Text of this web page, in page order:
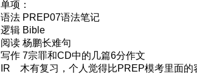
单项：
语法 PREP07语法笔记
逻辑 Bible
阅读 杨鹏长难句
写作 7宗罪和CD中的几篇6分作文
IR 木有复习，个人觉得比PREP模考里面的